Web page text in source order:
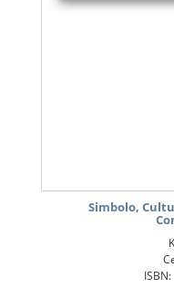
Simbolo,